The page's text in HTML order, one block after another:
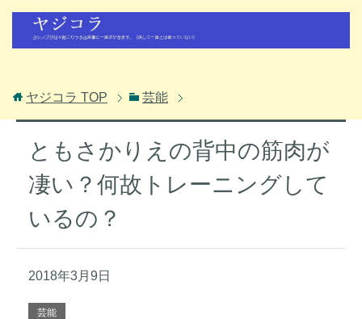
ヤジコラ TOP 芸能
ともさかりえの背中の筋肉が
凄い？何故トレーニングして
いるの？
2018年3月9日
芸能